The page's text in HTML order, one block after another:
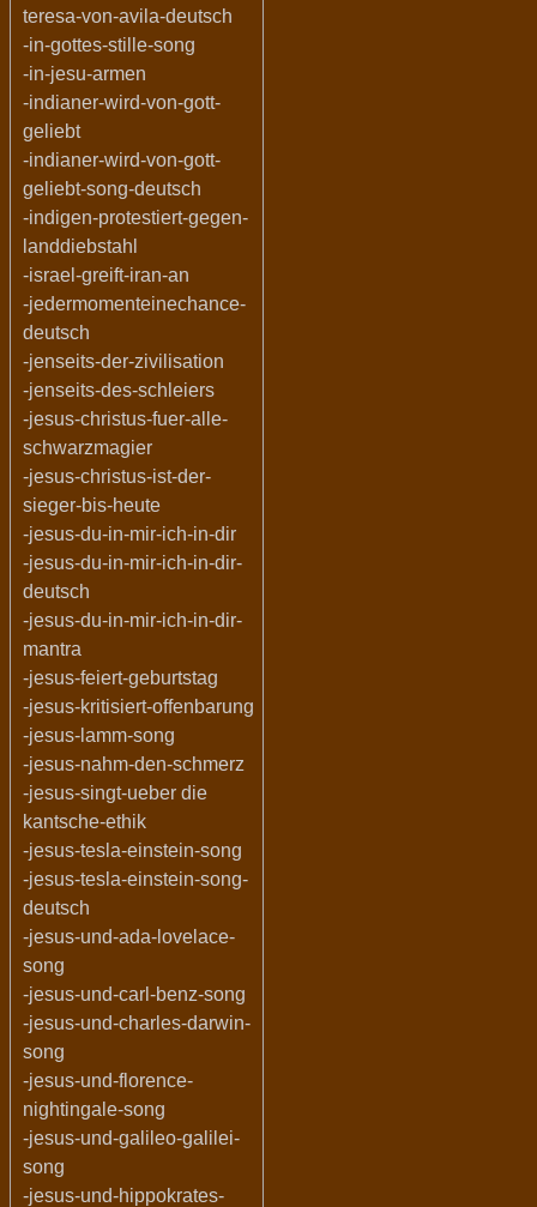
teresa-von-avila-deutsch
-in-gottes-stille-song
-in-jesu-armen
-indianer-wird-von-gott-
geliebt
-indianer-wird-von-gott-
geliebt-song-deutsch
-indigen-protestiert-gegen-
landdiebstahl
-israel-greift-iran-an
-jedermomenteinechance-
deutsch
-jenseits-der-zivilisation
-jenseits-des-schleiers
-jesus-christus-fuer-alle-
schwarzmagier
-jesus-christus-ist-der-
sieger-bis-heute
-jesus-du-in-mir-ich-in-dir
-jesus-du-in-mir-ich-in-dir-
deutsch
-jesus-du-in-mir-ich-in-dir-
mantra
-jesus-feiert-geburtstag
-jesus-kritisiert-offenbarung
-jesus-lamm-song
-jesus-nahm-den-schmerz
-jesus-singt-ueber die
kantsche-ethik
-jesus-tesla-einstein-song
-jesus-tesla-einstein-song-
deutsch
-jesus-und-ada-lovelace-
song
-jesus-und-carl-benz-song
-jesus-und-charles-darwin-
song
-jesus-und-florence-
nightingale-song
-jesus-und-galileo-galilei-
song
-jesus-und-hippokrates-